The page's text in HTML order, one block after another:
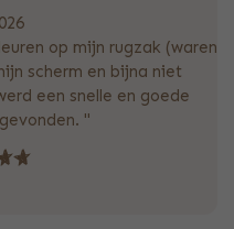
op mijn rugzak (waren
scherm en bijna niet
een snelle en goede
"